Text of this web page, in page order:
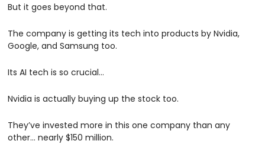
But it goes beyond that.
The company is getting its tech into products by Nvidia,
Google, and Samsung too.
Its AI tech is so crucial…
Nvidia is actually buying up the stock too.
They’ve invested more in this one company than any
other… nearly $150 million.